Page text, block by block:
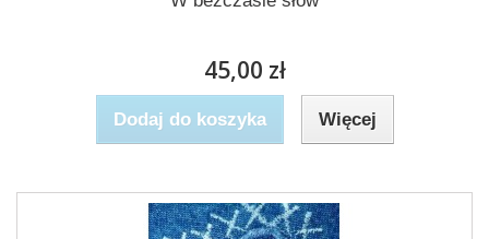
45,00 zł
Dodaj do koszyka Więcej